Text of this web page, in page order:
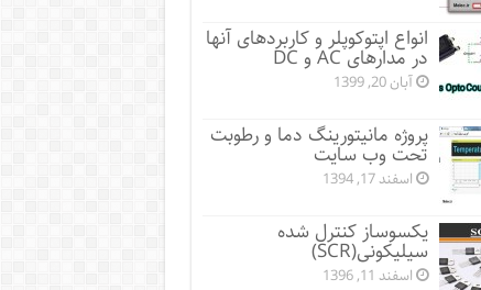
انواع اپتوکوپلر و کاربردهای آنها
در مدارهای AC و DC
آبان 20, 1399
پروژه مانيتورينگ دما و رطوبت
تحت وب سایت
اسفند 17, 1394
یکسوساز کنترل شده
سیلیکونی(SCR)
اسفند 11, 1396